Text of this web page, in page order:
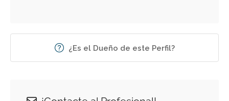
¿Es el Dueño de este Perfil?